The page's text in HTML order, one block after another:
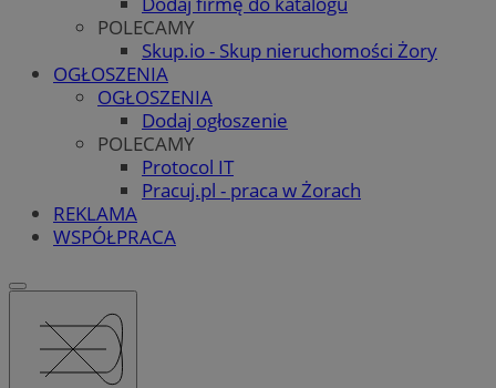
POLECAMY
Skup.io - Skup nieruchomości Żory
OGŁOSZENIA
OGŁOSZENIA
Dodaj ogłoszenie
POLECAMY
Protocol IT
Pracuj.pl - praca w Żorach
REKLAMA
WSPÓŁPRACA